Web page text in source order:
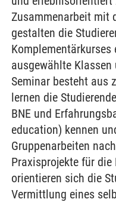
Zusammenarbeit mit
gestalten die
ausgewählte
Seminar besteht aus
lernen die
BNE und
education) kennen
Gruppenarbeiten
Praxisprojekte für
orientieren sich die
Vermittlung eines